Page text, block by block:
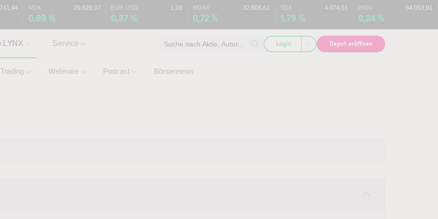
NDX 29.629,37
0,89 %
EUR.USD 1,16
0,37 %
MDAX 32.606,61
0,72 %
TDX 4.074,01
1,79 %
INDU 54.053,91
0,24 %
LYNX
Trading Webinare Podcast Börsennews
Service Suche nach Aktie, Autor... Login Depot eröffnen